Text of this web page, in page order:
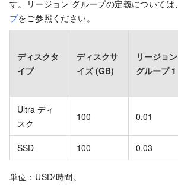
す。リージョン グループの定義については、
プをご参照ください。
ディスクタ
イプ
ディスクサ
イズ (GB)
リージョン
グループ 1
Ultra ディ
スク
100 0.01
SSD 100 0.03
単位：USD/時間。